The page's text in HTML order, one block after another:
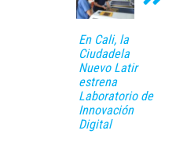
En Cali, la
Ciudadela
Nuevo Latir
estrena
Laboratorio de
Innovación
Digital